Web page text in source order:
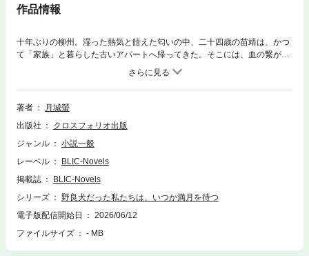
作品情報
十年ぶりの柳州。湿った熱気と饐えた匂いの中、二十四歳の苗靖は、かつ
て「家族」と暮らした古いアパートへ帰ってきた。そこには、血の繋がら
ない「兄」がいた。半ばチンピラのような稼業で食いつなぐ陳異??彼女を
疎み、追い払い、それでも追い出しはしない男。冷ややかに距離を取る苗
靖と、粗暴に突き放す陳異。互いを「いらない」と言いながら、二人はひ
とつ屋根の下で、奇妙な均衡の中に暮らしはじめる。しかし、かろうじて
けが知っている、荒れた街の片隅の物語。誰にも必要とされなかった二人
が、互いだけを「わかって」しまう、その始まり。※本作は月城 螢の個人
著者
月城螢
出版社
クロスフォリオ出版
ジャンル
小説一般
レーベル
BLIC-Novels
掲載誌
BLIC-Novels
シリーズ
野良犬だった私たちは、いつか満月を待つ
電子版配信開始日
2026/06/12
ファイルサイズ
- MB